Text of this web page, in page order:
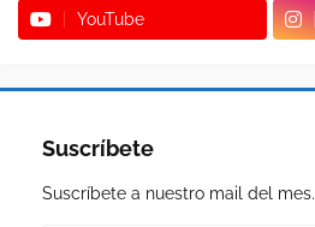
YouTube
Suscríbete
Suscríbete a nuestro mail del mes.